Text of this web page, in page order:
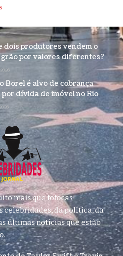
dois produtores vendem o
grão por valores diferentes?
Borel é alvo de cobrança
dívida de imóvel no Rio
mais que fofocas!
celebridades, da política, da
últimas notícias que estão